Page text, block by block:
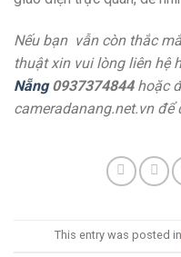
Nếu bạn vẫn còn thắc
thuật xin vui lòng liên hệ
Nẵng0937374844 hoặc
cameradanang.net.vn để
This entry was posted in